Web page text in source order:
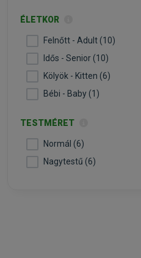
ÉLETKOR
Felnőtt - Adult (10)
Idős - Senior (10)
Kölyök - Kitten (6)
Bébi - Baby (1)
TESTMÉRET
Normál (6)
Nagytestű (6)